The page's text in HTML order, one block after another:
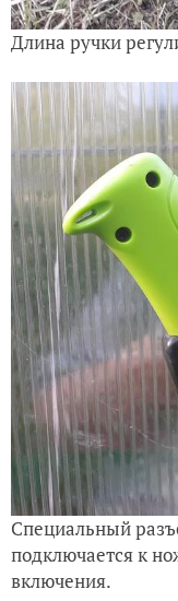
Длина ручки
Специальный
подключается к
включения.